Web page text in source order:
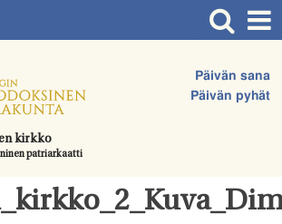
kirkko
patriarkaatti
Päivän sana
Päivän pyhät